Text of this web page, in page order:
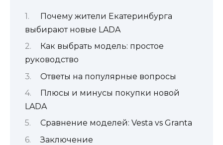
Почему жители Екатеринбурга
выбирают новые LADA
Как выбрать модель: простое
руководство
Ответы на популярные вопросы
Плюсы и минусы покупки новой
LADA
Сравнение моделей: Vesta vs Granta
Заключение